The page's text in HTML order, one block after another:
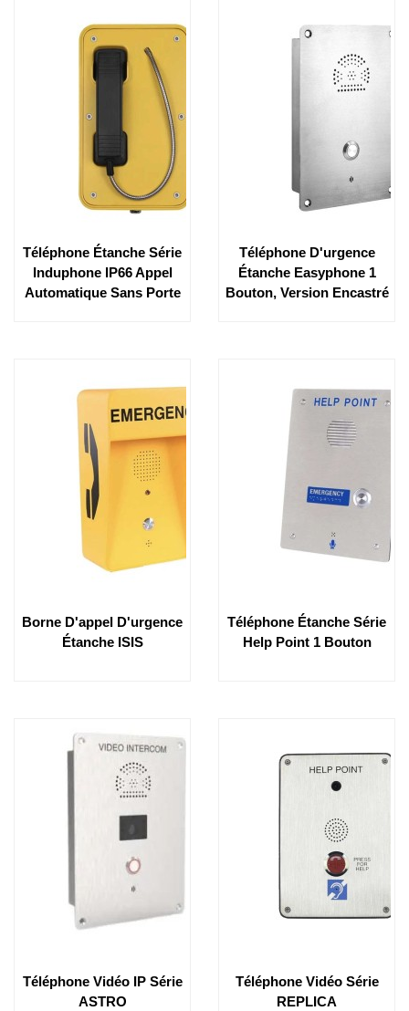
Téléphone Étanche Série
Induphone IP66 Appel
Automatique Sans Porte
Téléphone D'urgence
Étanche Easyphone 1
Bouton, Version Encastré
Borne D'appel D'urgence
Étanche ISIS
Téléphone Étanche Série
Help Point 1 Bouton
Téléphone Vidéo IP Série
ASTRO
Téléphone Vidéo Série
REPLICA